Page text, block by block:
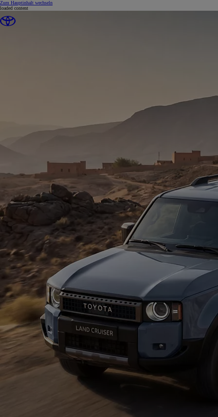
Zum Hauptinhalt wechseln(Eingabetaste drücken)
loaded content